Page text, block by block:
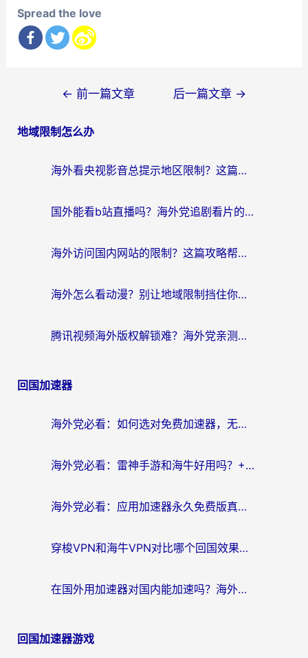
Spread the love
导
← 前一篇文章 后一篇文章 →
地域限制怎么办
海外看央视影音总提示地区限制？这篇教你选对回国加速器，流畅追剧不踩坑
国外能看b站直播吗？海外党追剧看片的终极解决方案来了
海外访问国内网站的限制？这篇攻略帮你无缝解锁12306、12123和国内影音
海外怎么看动漫？别让地域限制挡住你的追番快乐
腾讯视频海外版权解锁难？海外党亲测：选对回国加速器，追剧观影零障碍
回国加速器
海外党必看：如何选对免费加速器，无缝访问国内资源不踩坑？
海外党必看：雷神手游和海牛好用吗？+3款热门加速器实测对比，附番茄加速器无缝回国指南
海外党必看：应用加速器永久免费版真的存在吗？教你选对回国加速器无缝刷国内资源
穿梭VPN和海牛VPN对比哪个回国效果更好？海外华人亲测3款热门加速器+避坑指南
在国外用加速器对国内能加速吗？海外党亲测有效的无缝访问指南
回国加速器游戏